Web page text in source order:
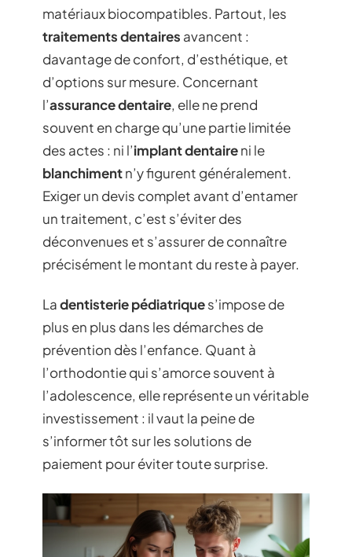
matériaux biocompatibles. Partout, les
traitements dentaires avancent :
davantage de confort, d’esthétique, et
d’options sur mesure. Concernant
l’assurance dentaire, elle ne prend
souvent en charge qu’une partie limitée
des actes : ni l’implant dentaireni le
blanchimentn’y figurent généralement.
Exiger un devis complet avant d’entamer
un traitement, c’est s’éviter des
déconvenues et s’assurer de connaître
précisément le montant du reste à payer.
Ladentisterie pédiatriques’impose de
plus en plus dans les démarches de
prévention dès l’enfance. Quant à
l’orthodontie qui s’amorce souvent à
l’adolescence, elle représente un véritable
investissement : il vaut la peine de
s’informer tôt sur les solutions de
paiement pour éviter toute surprise.